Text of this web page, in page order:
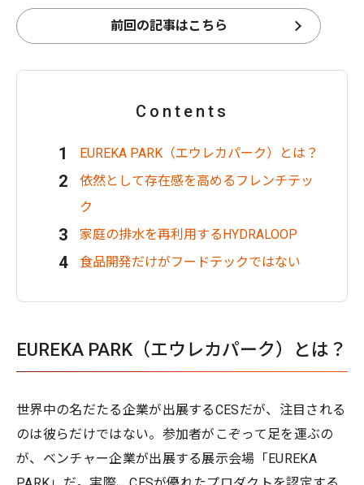
前回の記事はこちら
Contents
EUREKA PARK（エウレカパーク）とは？
依然として存在感を高めるフレンチテッ
ク
家庭の排水を再利用するHYDRALOOP
食品開発だけがフードテックではない
EUREKA PARK（エウレカパーク）とは？
世界中の名だたる企業が出展するCESだが、注目される
のは彼らだけではない。参加者がこぞって足を運ぶの
が、ベンチャー企業が出展する展示会場「EUREKA